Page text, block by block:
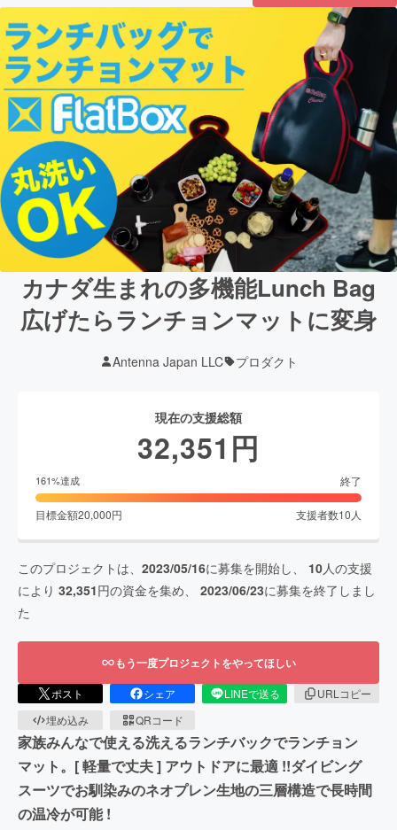
カナダ生まれの多機能Lunch Bag
広げたらランチョンマットに変身
Antenna Japan LLC プロダクト
現在の支援総額
32,351 円
161%達成 終了
目標金額20,000円 支援者数10 人
このプロジェクトは、 2023/05/16に募集を開始し、 10人の支援
により 32,351円の資金を集め、 2023/06/23に募集を終了しまし
た
もう一度プロジェクトをやってほしい
ポスト シェア LINEで送る
URLコピー
埋め込み
QRコード
家族みんなで使える洗えるランチバックでランチョン
マット。[ 軽量で丈夫 ] アウトドアに最適 !!ダイビング
スーツでお馴染みのネオプレン生地の三層構造で長時間
の温冷が可能 !